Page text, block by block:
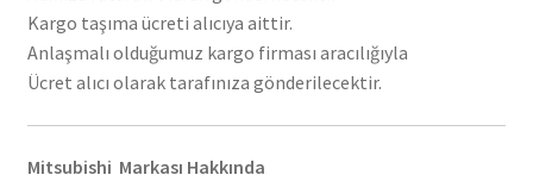
Kargo taşıma ücreti alıcıya aittir.
Anlaşmalı olduğumuz kargo firması aracılığıyla
Ücret alıcı olarak tarafınıza gönderilecektir.
Mitsubishi Markası Hakkında